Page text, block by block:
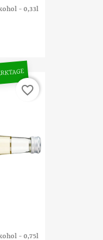
- 0,33l
- 0,75l
favorite_border